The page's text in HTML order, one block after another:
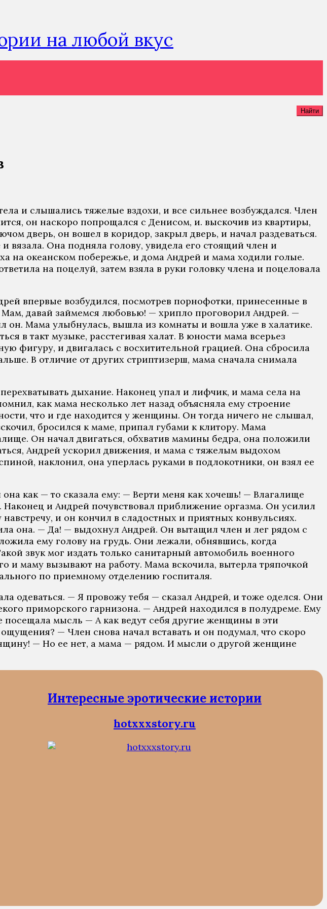
на любой вкус
Найти
и слышались тяжелые вздохи, и все сильнее возбуждался. Член
он наскоро попрощался с Денисом, и. выскочив из квартиры,
дверь, он вошел в коридор, закрыл дверь, и начал раздеваться.
Она подняла голову, увидела его стоящий член и
на океанском побережье, и дома Андрей и мама ходили голые.
на поцелуй, затем взяла в руки головку члена и поцеловала
впервые возбудился, посмотрев порнофотки, принесенные в
давай займемся любовью! — хрипло проговорил Андрей. —
он. Мама улыбнулась, вышла из комнаты и вошла уже в халатике.
в такт музыке, расстегивая халат. В юности мама всерьез
фигуру, и двигалась с восхитительной грацией. Она сбросила
В отличие от других стриптизерш, мама сначала снимала
дыхание. Наконец упал и лифчик, и мама села на
как мама несколько лет назад объясняла ему строение
что и где находится у женщины. Он тогда ничего не слышал,
бросился к маме, припал губами к клитору. Мама
Он начал двигаться, обхватив мамины бедра, она положили
Андрей ускорил движения, и мама с тяжелым выдохом
наклонил, она уперлась руками в подлокотники, он взял ее
как — то сказала ему: — Верти меня как хочешь! — Влагалище
и Андрей почувствовал приближение оргазма. Он усилил
и он кончил в сладостных и приятных конвульсиях.
она. — Да! — выдохнул Андрей. Он вытащил член и лег рядом с
ему голову на грудь. Они лежали, обнявшись, когда
звук мог издать только санитарный автомобиль военного
и маму вызывают на работу. Мама вскочила, вытерла тряпочкой
по приемному отделению госпиталя.
одеваться. — Я провожу тебя — сказал Андрей, и тоже оделся. Они
приморского гарнизона. — Андрей находился в полудреме. Ему
мысль — А как ведут себя другие женщины в эти
— Член снова начал вставать и он подумал, что скоро
— Но ее нет, а мама — рядом. И мысли о другой женщине
Интересные эротические истории
hotxxxstory.ru